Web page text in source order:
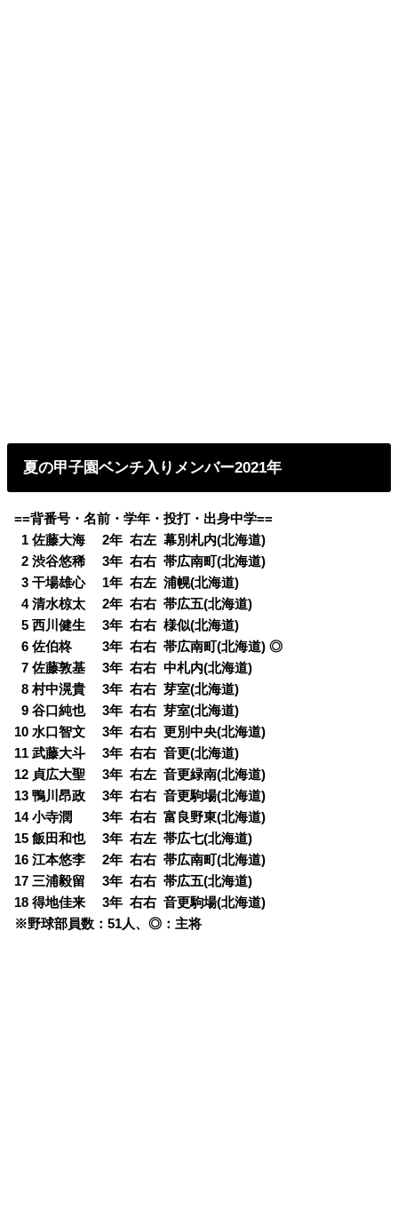
夏の甲子園ベンチ入りメンバー2021年
==背番号・名前・学年・投打・出身中学==
1 佐藤大海 2年 右左 幕別札内(北海道)
02 渋谷悠稀 3年 右右 帯広南町(北海道)
03 干場雄心 1年 右左 浦幌(北海道)
04 清水椋太 2年 右右 帯広五(北海道)
05 西川健生 3年 右右 様似(北海道)
06 佐伯柊 3年 右右 帯広南町(北海道) ◎
07 佐藤敦基 3年 右右 中札内(北海道)
08 村中滉貴 3年 右右 芽室(北海道)
09 谷口純也 3年 右右 芽室(北海道)
10 水口智文 3年 右右 更別中央(北海道)
11 武藤大斗 3年 右右 音更(北海道)
12 貞広大聖 3年 右左 音更緑南(北海道)
13 鴨川昂政 3年 右右 音更駒場(北海道)
14 小寺潤 3年 右右 富良野東(北海道)
15 飯田和也 3年 右左 帯広七(北海道)
16 江本悠李 2年 右右 帯広南町(北海道)
17 三浦毅留 3年 右右 帯広五(北海道)
18 得地佳来 3年 右右 音更駒場(北海道)
※野球部員数：51人、◎：主将